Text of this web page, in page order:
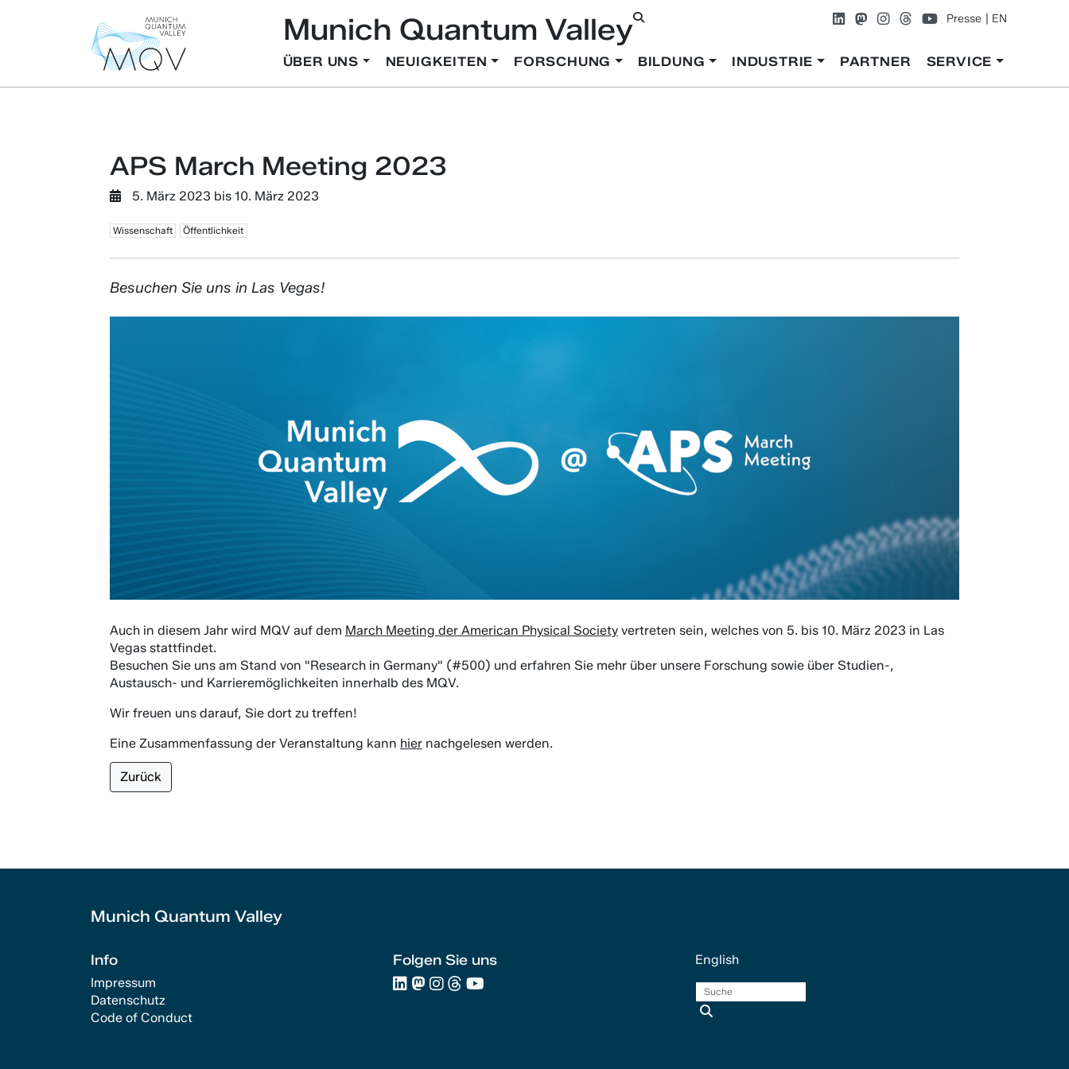
Munich Quantum Valley Presse EN
ÜBER UNS NEUIGKEITEN FORSCHUNG BILDUNG INDUSTRIE PARTNER SERVICE
APS March Meeting 2023
5. März 2023 bis 10. März 2023
Wissenschaft Öffentlichkeit
Besuchen Sie uns in Las Vegas!
Auch in diesem Jahr wird MQV auf dem March Meeting der American Physical Society vertreten sein, welches von 5. bis 10. März 2023 in Las
Vegas stattfindet.
Besuchen Sie uns am Stand von "Research in Germany" (#500) und erfahren Sie mehr über unsere Forschung sowie über Studien-,
Austausch- und Karrieremöglichkeiten innerhalb des MQV.
Wir freuen uns darauf, Sie dort zu treffen!
Eine Zusammenfassung der Veranstaltung kann hier nachgelesen werden.
Zurück
Munich Quantum Valley
Info
Impressum
Datenschutz
Code of Conduct
Folgen Sie uns English